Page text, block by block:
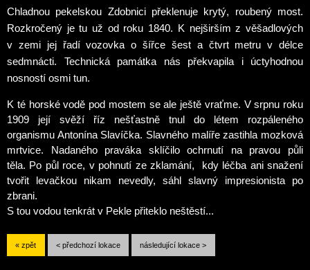
Chladnou pekelskou Zdobnici překlenuje krytý, roubený most.
Rozkročený je tu už od roku 1840. K nejširším z věšadlových
v zemi jej řadí vozovka o šířce šest a čtvrt metru v délce
sedmnácti. Technická památka nás překvapila i úctyhodnou
nosností osmi tun.
K té horské vodě pod mostem se ale ještě vraťme. V srpnu roku
1909 její svěží říz nešťastně tnul do létem rozpáleného
organismu Antonína Slavíčka. Slavného malíře zastihla mozková
mrtvice. Nadaného praváka sklíčilo ochrnutí na pravou půli
těla. Po půl roce, v pohnutí ze zklamání, kdy léčba ani snažení
tvořit levačkou nikam nevedly, sáhl slavný impresionista po
zbrani.
S tou vodou tenkrát v Pekle přiteklo neštěstí...
« zpět < předchozí lokace následující lokace >